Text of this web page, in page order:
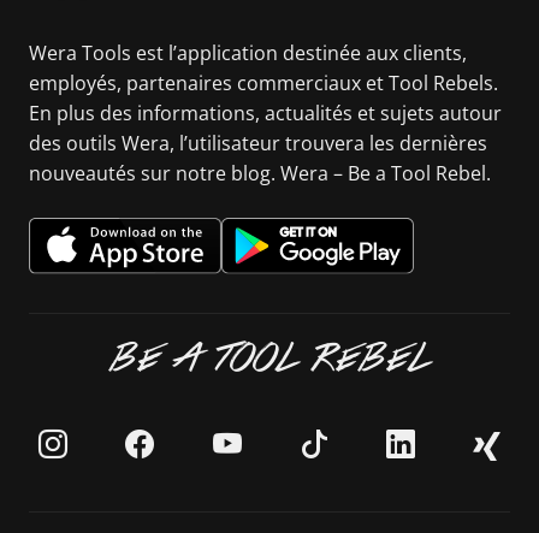
Wera Tools est l’application destinée aux clients,
employés, partenaires commerciaux et Tool Rebels.
En plus des informations, actualités et sujets autour
des outils Wera, l’utilisateur trouvera les dernières
nouveautés sur notre blog. Wera – Be a Tool Rebel.
BE A TOOL REBEL